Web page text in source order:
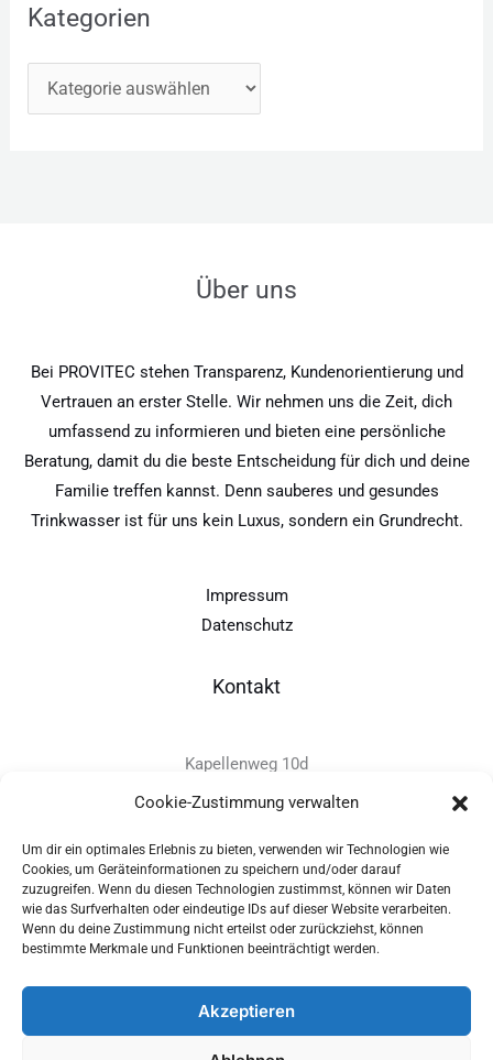
Cookie-Zustimmung verwalten
Um dir ein optimales Erlebnis zu bieten, verwenden wir Technologien wie
Cookies, um Geräteinformationen zu speichern und/oder darauf
zuzugreifen. Wenn du diesen Technologien zustimmst, können wir Daten
wie das Surfverhalten oder eindeutige IDs auf dieser Website verarbeiten.
Wenn du deine Zustimmung nicht erteilst oder zurückziehst, können
bestimmte Merkmale und Funktionen beeinträchtigt werden.
Akzeptieren
Kategorien
Über uns
Bei PROVITEC stehen Transparenz, Kundenorientierung und
Vertrauen an erster Stelle. Wir nehmen uns die Zeit, dich
umfassend zu informieren und bieten eine persönliche
Beratung, damit du die beste Entscheidung für dich und deine
Familie treffen kannst. Denn sauberes und gesundes
Trinkwasser ist für uns kein Luxus, sondern ein Grundrecht.
Impressum
Datenschutz
Kontakt
Kapellenweg 10d
D-94575 Windorf
+49 - (0)8546 - 97 39 0
info@provitec.de
www.provitec.com
Copyright © 2026 PROVITEC Trinkwassersysteme e.K | Alle